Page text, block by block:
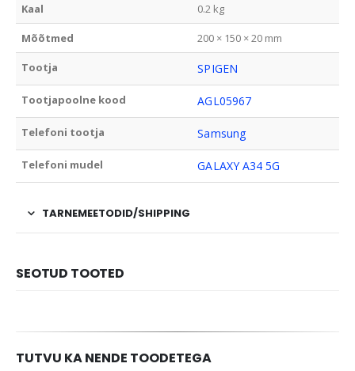
Kaal 0.2 kg
Mõõtmed 200 × 150 × 20 mm
Tootja SPIGEN
Tootjapoolne kood AGL05967
Telefoni tootja Samsung
Telefoni mudel GALAXY A34 5G
TARNEMEETODID/SHIPPING
SEOTUD TOOTED
TUTVU KA NENDE TOODETEGA